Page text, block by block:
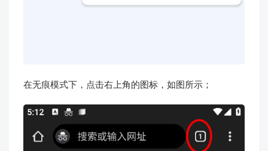
在无痕模式下，点击右上角的图标，如图所示；